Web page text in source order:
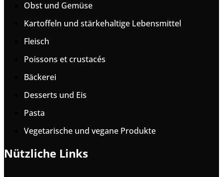
Obst und Gemüse
Kartoffeln und stärkehaltige Lebensmittel
Fleisch
Poissons et crustacés
Bäckerei
Desserts und Eis
Pasta
Vegetarische und vegane Produkte
Nützliche Links